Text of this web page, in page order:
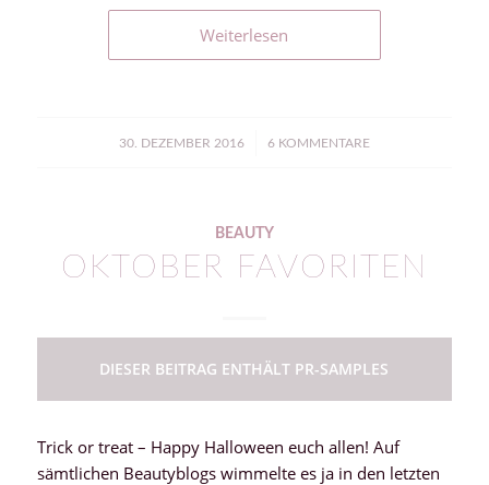
Weiterlesen
30. DEZEMBER 2016
/ 6 KOMMENTARE
BEAUTY
OKTOBER FAVORITEN
DIESER BEITRAG ENTHÄLT PR-SAMPLES
Trick or treat – Happy Halloween euch allen! Auf
sämtlichen Beautyblogs wimmelte es ja in den letzten